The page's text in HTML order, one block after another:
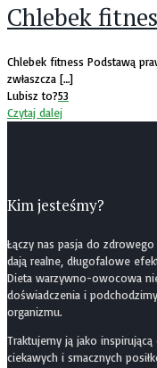
Chlebek
Chlebek fitness Podstawą
zwłaszcza […]
Lubisz to?53
Czytaj dalej
Kim jesteśmy?
Łączy nas pasja do
dają realne, długofalowe
Dieta warzywno-owocowa
doświadczenia i
organizmu.
Traktujemy ją jako
ciekawych i smacznych